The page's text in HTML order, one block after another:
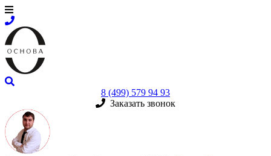
8 (499) 579 94 93
Заказать звонок